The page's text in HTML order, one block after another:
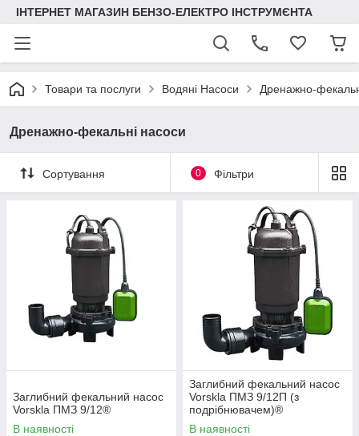
ІНТЕРНЕТ МАГАЗИН БЕНЗО-ЕЛЕКТРО ІНСТРУМЄНТА
Товари та послуги Водяні Насоси Дренажно-
Дренажно-фекальні насоси
Сортування 0 Фільтри
Заглибний фекальний насос
Vorskla ПМЗ 9/12®
В наявності
Заглибний фекальний насос
Vorskla ПМЗ 9/12П (з
подрібнювачем)®
В наявності